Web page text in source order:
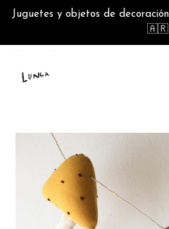
Juguetes y objetos de
🇦🇷